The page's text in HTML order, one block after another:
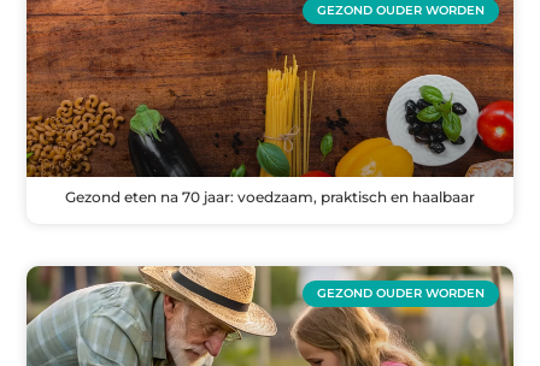
GEZOND OUDER WORDEN
Gezond eten na 70 jaar: voedzaam, praktisch en haalbaar
GEZOND OUDER WORDEN